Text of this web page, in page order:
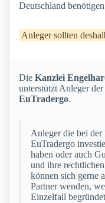
Deutschland
Anleger sollten
Die Kanzlei
unterstützt Anleger der
EuTradergo.
Anleger die bei der
EuTradergo
haben oder auch
und ihre
können sich gerne
Partner wenden,
Einzelfall